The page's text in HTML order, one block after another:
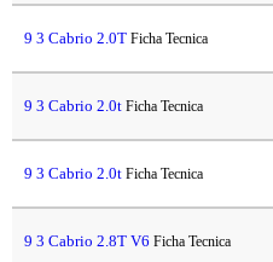
9 3 Cabrio 2.0T Ficha Tecnica
9 3 Cabrio 2.0t Ficha Tecnica
9 3 Cabrio 2.0t Ficha Tecnica
9 3 Cabrio 2.8T V6 Ficha Tecnica